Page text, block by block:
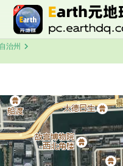
治州 chevron_right
，请稍候...